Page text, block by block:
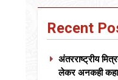
Recent
अंतरराष्ट्रीय
लेकर अनकही